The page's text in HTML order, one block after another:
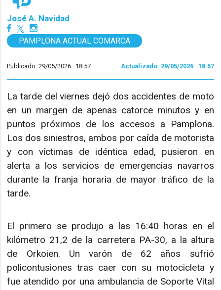
José A. Navidad
PAMPLONA ACTUAL COMARCA
Publicado: 29/05/2026 · 18:57 Actualizado: 29/05/2026 · 18:57
La tarde del viernes dejó dos accidentes de moto
en un margen de apenas catorce minutos y en
puntos próximos de los accesos a Pamplona.
Los dos siniestros, ambos por caída de motorista
y con víctimas de idéntica edad, pusieron en
alerta a los servicios de emergencias navarros
durante la franja horaria de mayor tráfico de la
tarde.
El primero se produjo a las 16:40 horas en el
kilómetro 21,2 de la carretera PA-30, a la altura
de Orkoien. Un varón de 62 años sufrió
policontusiones tras caer con su motocicleta y
fue atendido por una ambulancia de Soporte Vital